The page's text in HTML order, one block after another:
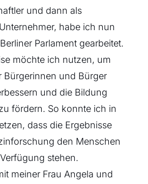
und dann als
habe ich nun
Parlament gearbeitet.
möchte ich nutzen, um
Bürgerinnen und Bürger
und die Bildung
fördern. So konnte ich in
dass die Ergebnisse
den Menschen
stehen.
meiner Frau Angela und